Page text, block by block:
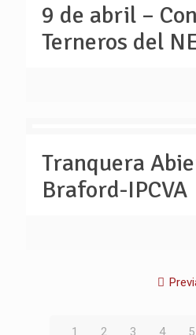
9 de abril –
Terneros del
Tranquera
Braford-IPCVA
1 2 3 4 5